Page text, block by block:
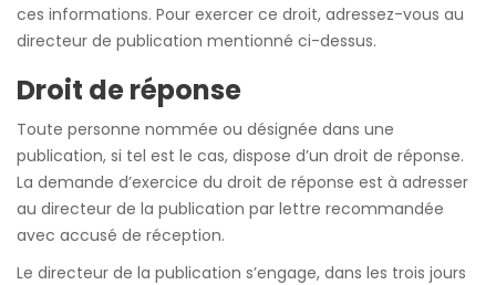
ces informations. Pour exercer ce droit, adressez-vous au
directeur de publication mentionné ci-dessus.
Droit de réponse
Toute personne nommée ou désignée dans une
publication, si tel est le cas, dispose d’un droit de réponse.
La demande d’exercice du droit de réponse est à adresser
au directeur de la publication par lettre recommandée
avec accusé de réception.
Le directeur de la publication s’engage, dans les trois jours